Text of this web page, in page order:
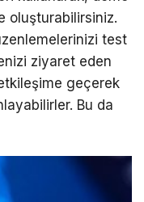
oluşturabilirsiniz.
test
ziyaret eden
geçerek
Bu da